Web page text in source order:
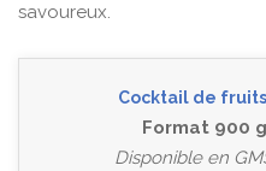
savoureux.
Cocktail de
Format 900
Disponible en